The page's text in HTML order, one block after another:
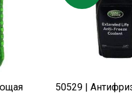
50529 |